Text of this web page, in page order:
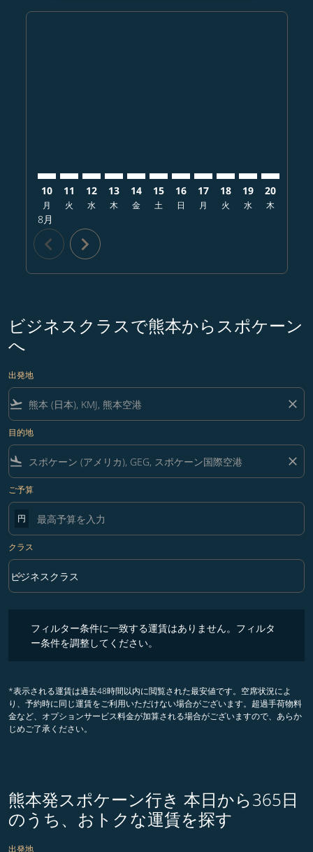
10
月
8月
11
火
12
水
13
木
14
金
15
土
16
日
17
月
18
火
19
水
20
木
chevron_left chevron_right
ビジネスクラスで熊本からスポケーン
へ
出発地
flight_takeoff close
目的地
flight_land close
ご予算
円
クラス
クラス option ビジネスクラス Selected
ビジネスクラス
keyboard_arrow_down
フィルター条件に一致する運賃はありません。フィルタ
ー条件を調整してください。
*表示される運賃は過去48時間以内に閲覧された最安値です。空席状況によ
り、予約時に同じ運賃をご利用いただけない場合がございます。超過手荷物料
金など、オプションサービス料金が加算される場合がございますので、あらか
じめご了承ください。
熊本発スポケーン行き 本日から365日
のうち、おトクな運賃を探す
出発地